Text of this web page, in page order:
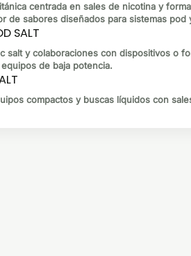
centrada en sales de nicotina y
de sabores diseñados para sistemas
SALT
salt y colaboraciones con dispositivos o
de baja potencia.
compactos y buscas líquidos con